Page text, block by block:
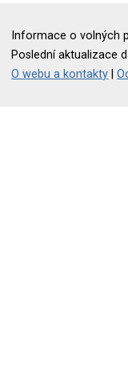
Informace o volných
Poslední aktualizace
O webu a kontakty |